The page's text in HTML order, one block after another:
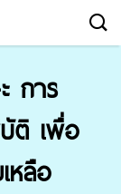
การ
ติ เพื่อ
หลือ